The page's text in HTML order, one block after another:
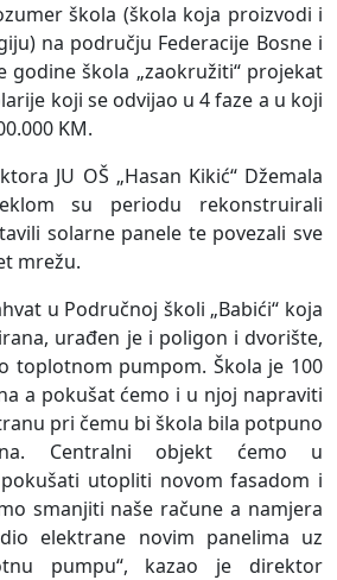
škola (škola koja proizvodi i
na području Federacije Bosne i
godine škola „zaokružiti“ projekat
koji se odvijao u 4 faze a u koji
KM.
JU OŠ „Hasan Kikić“ Džemala
su periodu rekonstruirali
solarne panele te povezali sve
mrežu.
u Područnoj školi „Babići“ koja
urađen je i poligon i dvorište,
toplotnom pumpom. Škola je 100
a pokušat ćemo i u njoj napraviti
pri čemu bi škola bila potpuno
Centralni objekt ćemo u
utopliti novom fasadom i
smanjiti naše račune a namjera
elektrane novim panelima uz
pumpu“, kazao je direktor